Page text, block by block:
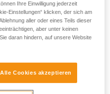
Baum...)
Pickel einen T-Anker ein.
hast, kannst Du das
Seilende zum Ersten
kann.
Verankerung.
Ihre Einwilligung jederzeit
Einstellungen“ klicken, der sich am
aller oder eines Teils dieser
aber unter keinen
daran hindern, auf unsere Website
Alle Cookies akzeptieren